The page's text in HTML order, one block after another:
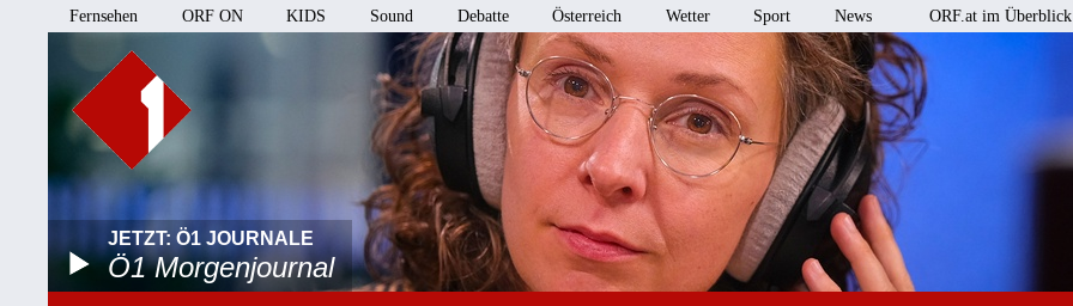
Fernsehen ORF ON KIDS Sound Debatte Österreich Wetter Sport News ORF.at im Überblick
JETZT: Ö1 JOURNALE
Ö1 Morgenjournal